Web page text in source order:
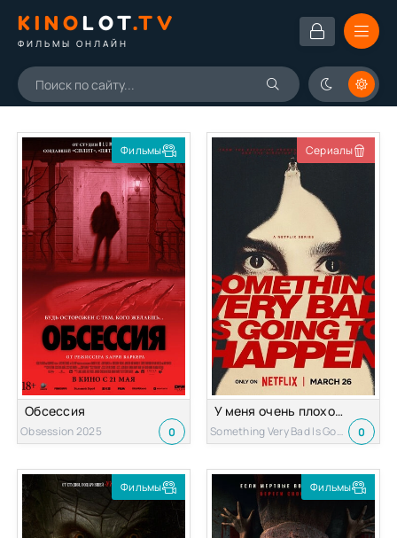
KINOLOT.TV
ФИЛЬМЫ ОНЛАЙН
Фильмы
Обсессия
Obsession 2025 0
Сериалы
У меня очень плохое предчувствие
Something Very Bad Is Going to Happen 2026 0
Фильмы Фильмы